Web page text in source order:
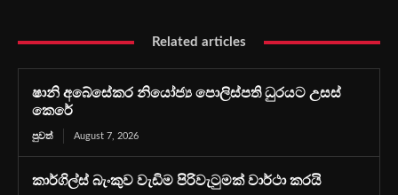
Related articles
ෂානි අබේසේකර නියෝජ්‍ය පොලිස්පති ධුරයට උසස්
කෙරේ
පුවත් August 7, 2026
කාර්ගිල්ස් බැංකුව වැඩිම පිරිවැටුමක් වාර්ථා කරයි